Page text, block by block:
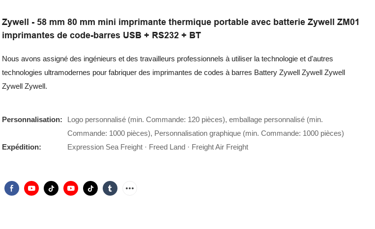
Zywell - 58 mm 80 mm mini imprimante thermique portable avec batterie Zywell ZM01
imprimantes de code-barres USB + RS232 + BT
Nous avons assigné des ingénieurs et des travailleurs professionnels à utiliser la technologie et d'autres
technologies ultramodernes pour fabriquer des imprimantes de codes à barres Battery Zywell Zywell Zywell
Zywell Zywell.
Personnalisation:
Logo personnalisé (min. Commande: 120 pièces), emballage personnalisé (min.
Commande: 1000 pièces), Personnalisation graphique (min. Commande: 1000 pièces)
Expédition:
Expression Sea Freight · Freed Land · Freight Air Freight